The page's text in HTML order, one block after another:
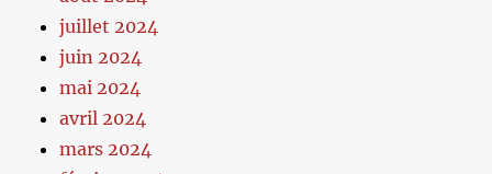
juillet 2024
juin 2024
mai 2024
avril 2024
mars 2024